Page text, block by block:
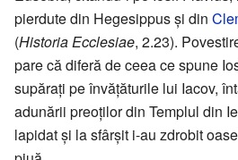
pierdute din Hegesippus și din
(Historia Ecclesiae, 2.23).
pare că diferă de ceea ce spune
supărați pe învățăturile lui Iacov,
adunării preoților din Templul din
lapidat și la sfârșit i-au zdrobit